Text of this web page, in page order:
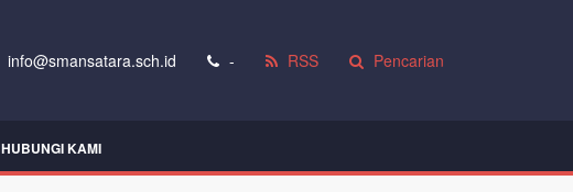
info@smansatara.sch.id - RSS Pencarian
HUBUNGI KAMI